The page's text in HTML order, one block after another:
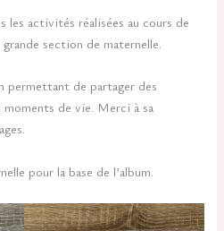
les activités réalisées au cours de
section de maternelle.
permettant de partager des
moments de vie. Merci à sa
pour la base de l’album.